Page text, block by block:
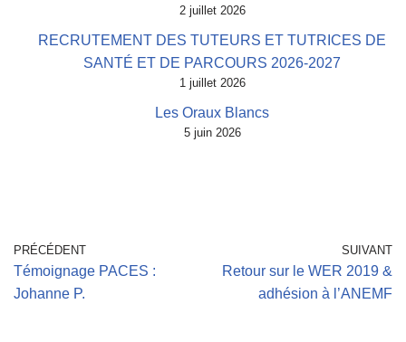
2 juillet 2026
RECRUTEMENT DES TUTEURS ET TUTRICES DE
SANTÉ ET DE PARCOURS 2026-2027
1 juillet 2026
Les Oraux Blancs
5 juin 2026
PRÉCÉDENT
Témoignage PACES :
Johanne P.
SUIVANT
Retour sur le WER 2019 &
adhésion à l’ANEMF